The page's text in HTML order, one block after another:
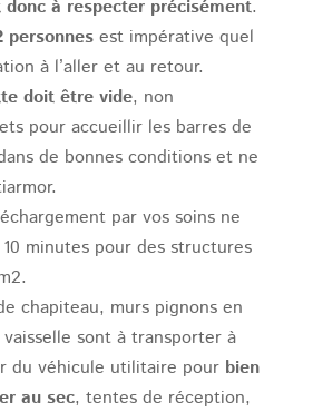
à respecter précisément.
personnesest impérative quel
à l’aller et au retour.
doit être vide, non
pour accueillir les barres de
de bonnes conditions et ne
par vos soins ne
minutes pour des structures
chapiteau, murs pignons en
sont à transporter à
du véhicule utilitaire pour bien
au sec, tentes de réception,